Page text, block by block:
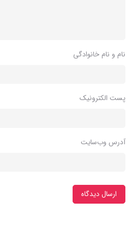
نام و نام خانوادگی
پست الکترونیک
آدرس وب‌سایت
ارسال دیدگاه